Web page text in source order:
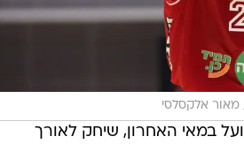
מאור אלקסלסי
במאי האחרון, שיחק לאורך